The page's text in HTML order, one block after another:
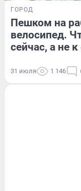
ГОРОД
Пешком на
велосипед.
сейчас, а не
31 июля 1 146